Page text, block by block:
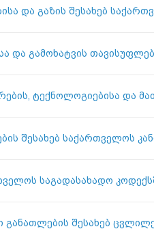
და გაზის შესახებ
და გამოხატვის
ტექნოლოგიებისა და
შესახებ საქართველოს
საგადასახადო
განათლების შესახებ